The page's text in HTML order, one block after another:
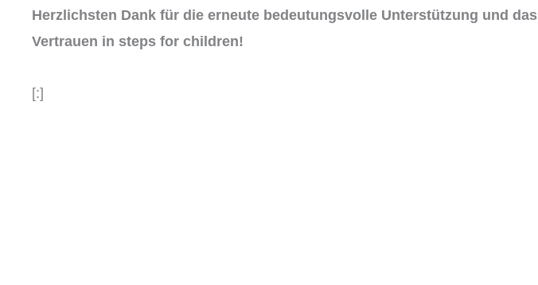
Herzlichsten Dank für die erneute bedeutungsvolle Unterstützung und das
Vertrauen in steps for children!
[:]